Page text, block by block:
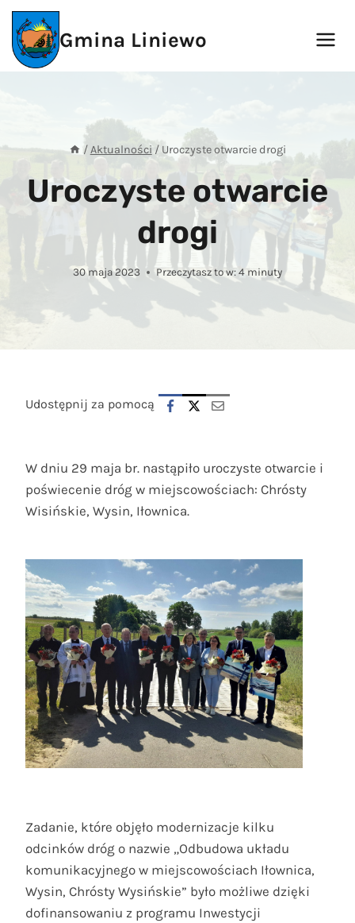
Przejdź
treści
Gmina Liniewo
/Aktualności / Uroczyste otwarcie drogi
Uroczyste otwarcie
drogi
30 maja 2023 Przeczytasz to w: 4 minuty
Udostępnij za pomocą
W dniu 29 maja br. nastąpiło uroczyste otwarcie i
poświecenie dróg w miejscowościach: Chrósty
Wisińskie, Wysin, Iłownica.
Zadanie, które objęło modernizacje kilku
odcinków dróg o nazwie „Odbudowa układu
komunikacyjnego w miejscowościach Iłownica,
Wysin, Chrósty Wysińskie” było możliwe dzięki
dofinansowaniu z programu Inwestycji